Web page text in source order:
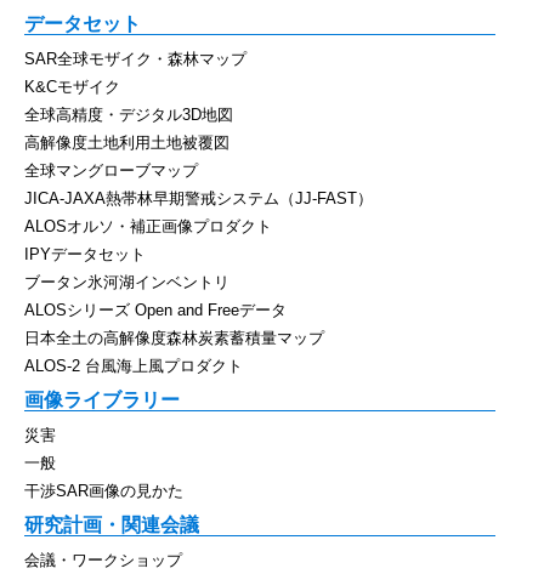
データセット
SAR全球モザイク・森林マップ
K&Cモザイク
全球高精度・デジタル3D地図
高解像度土地利用土地被覆図
全球マングローブマップ
JICA-JAXA熱帯林早期警戒システム（JJ-FAST）
ALOSオルソ・補正画像プロダクト
IPYデータセット
ブータン氷河湖インベントリ
ALOSシリーズ Open and Freeデータ
日本全土の高解像度森林炭素蓄積量マップ
ALOS-2 台風海上風プロダクト
画像ライブラリー
災害
一般
干渉SAR画像の見かた
研究計画・関連会議
会議・ワークショップ